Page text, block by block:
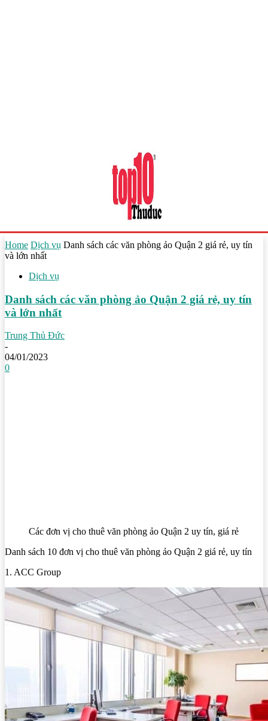
Home Dịch vụ Danh sách các văn phòng ảo Quận 2 giá rẻ, uy tín
và lớn nhất
Dịch vụ
Danh sách các văn phòng ảo Quận 2 giá rẻ, uy tín
và lớn nhất
Trung Thủ Đức
-
04/01/2023
0
Các đơn vị cho thuê văn phòng ảo Quận 2 uy tín, giá rẻ
Danh sách 10 đơn vị cho thuê văn phòng ảo Quận 2 giá rẻ, uy tín
1. ACC Group